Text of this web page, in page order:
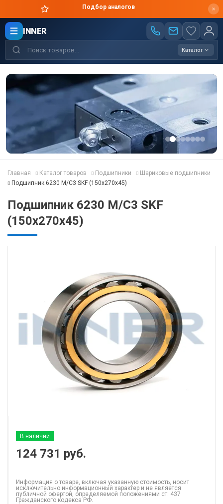
Цены производителя
INNER
Каталог
Главная Каталог товаров Подшипники
Шариковые подшипники
Подшипник 6230 M/C3 SKF (150x270x45)
Подшипник 6230 M/C3 SKF
(150x270x45)
В наличии
124 731 руб.
Информация о товаре, включая указанную стоимость, носит
исключительно информационный характер и не является
публичной офертой, определяемой положениями ст. 437
Гражданского кодекса РФ.